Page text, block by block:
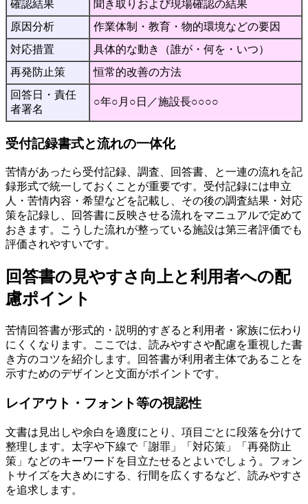
確認結果
聞き取りおよび現場確認の結果
原因分析
作業体制・教育・物的環境などの要因
対応措置
具体的な動き（誰が・何を・いつ）
再発防止策
恒常的改善の方法
回答日・責任
者署名
○年○月○日／施設長○○○○
受付記録書式と流れの一体化
苦情があったら受付記録、調査、回答書、と一連の流れを記
録形式で統一しておくことが重要です。受付記録には申立
人・苦情内容・希望などを記載し、その後の調査結果・対応
策を記録し、回答書に反映させる流れをマニュアルで定めて
おきます。こうした流れが整っている施設は第三者評価でも
評価されやすいです。
回答書の見やすさ向上と利用者への配
慮ポイント
苦情回答書が形式的・説明的すぎると利用者・家族に伝わり
にくくなります。ここでは、読みやすさや配慮を重視した書
き方のコツを紹介します。回答書が利用者主体であることを
示すためのデザインと文面がポイントです。
レイアウト・フォント等の視認性
文書は見出しや余白を適度にとり、項目ごとに段落を分けて
整理します。太字や下線で「謝罪」「対応策」「再発防止
策」などのキーワードを目立たせるとよいでしょう。フォン
トサイズを大きめにする、行間を広くするなど、読みやすさ
を追求します。